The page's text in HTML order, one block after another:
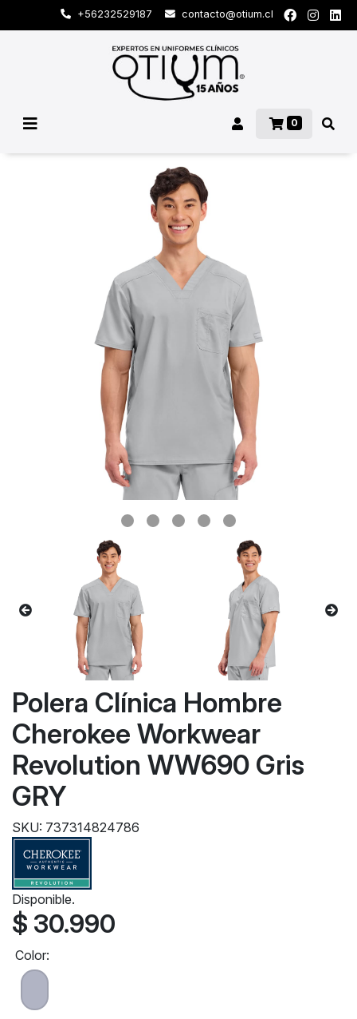
+56232529187 contacto@otium.cl
0
Polera Clínica Hombre
Cherokee Workwear
Revolution WW690 Gris
GRY
SKU: 737314824786
Disponible.
$ 30.990
Color: